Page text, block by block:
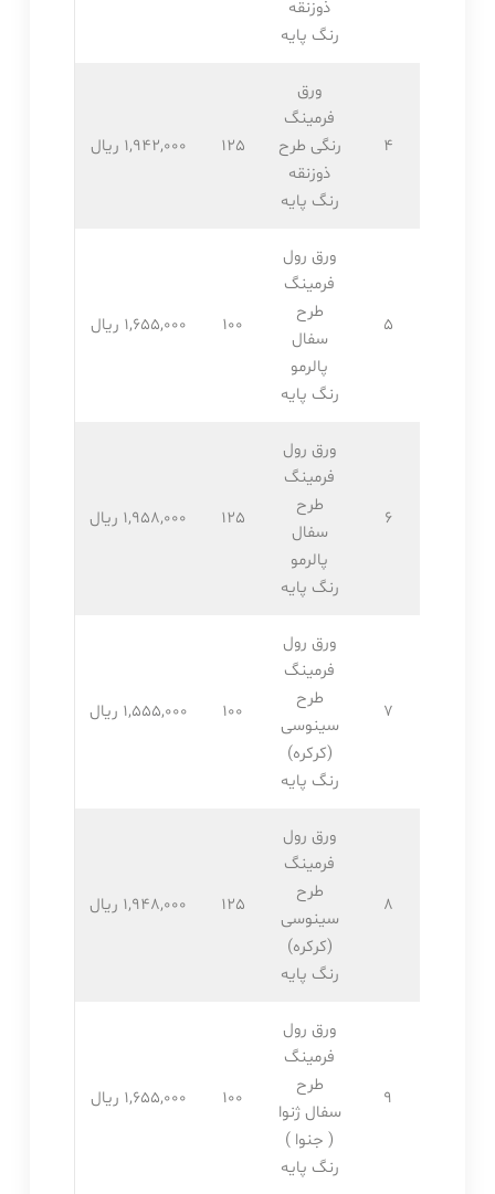
ذوزنقه
رنگ پایه
4
ورق
فرمینگ
رنگی طرح
ذوزنقه
رنگ پایه
125 1,942,۰۰۰ ریال
5
ورق رول
فرمینگ
طرح
سفال
پالرمو
رنگ پایه
100 1,655,۰۰۰ ریال
6
ورق رول
فرمینگ
طرح
سفال
پالرمو
رنگ پایه
125 1,958,۰۰۰ ریال
7
ورق رول
فرمینگ
طرح
سینوسی
(کرکره)
رنگ پایه
100 1,555,۰۰۰ ریال
8
ورق رول
فرمینگ
طرح
سینوسی
(کرکره)
رنگ پایه
125 1,948,۰۰۰ ریال
9
ورق رول
فرمینگ
طرح
سفال ژنوا
( جنوا )
رنگ پایه
100 1,655,۰۰۰ ریال